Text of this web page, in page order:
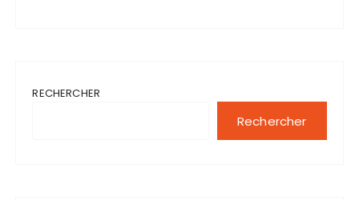
RECHERCHER
Rechercher